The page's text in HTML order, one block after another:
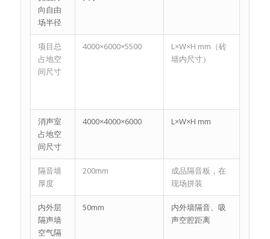
向自由
场半径
项目总
占地空
间尺寸
4000×6000×5500
L×W×H mm（砖
墙内尺寸）
消声室
占地空
间尺寸
4000×4000×6000 L×W×H mm
隔音墙
厚度
200mm
成品隔音板，在
现场拼装
内外层
隔声墙
空气隔
50mm
内外墙隔音、吸
声空腔距离